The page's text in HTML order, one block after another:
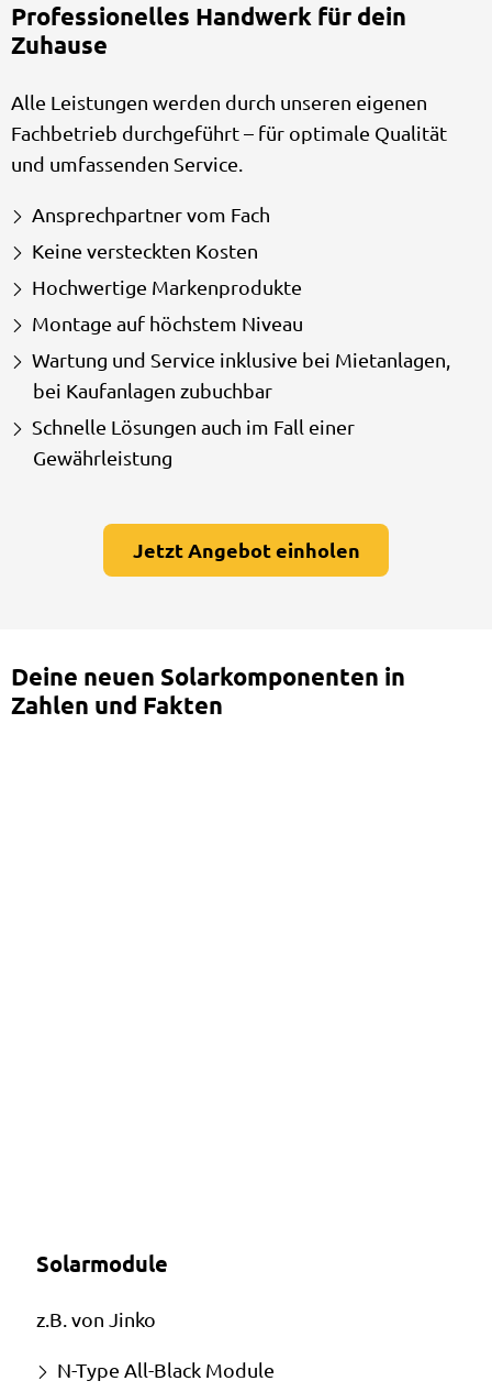
Professionelles Handwerk für dein
Zuhause
Alle Leistungen werden durch unseren eigenen
Fachbetrieb durchgeführt – für optimale Qualität
und umfassenden Service.
Ansprechpartner vom Fach
Keine versteckten Kosten
Hochwertige Markenprodukte
Montage auf höchstem Niveau
Wartung und Service inklusive bei Mietanlagen,
bei Kaufanlagen zubuchbar
Schnelle Lösungen auch im Fall einer
Gewährleistung
Jetzt Angebot einholen
Deine neuen Solarkomponenten in
Zahlen und Fakten
Solarmodule
z.B. von Jinko
N-Type All-Black Module